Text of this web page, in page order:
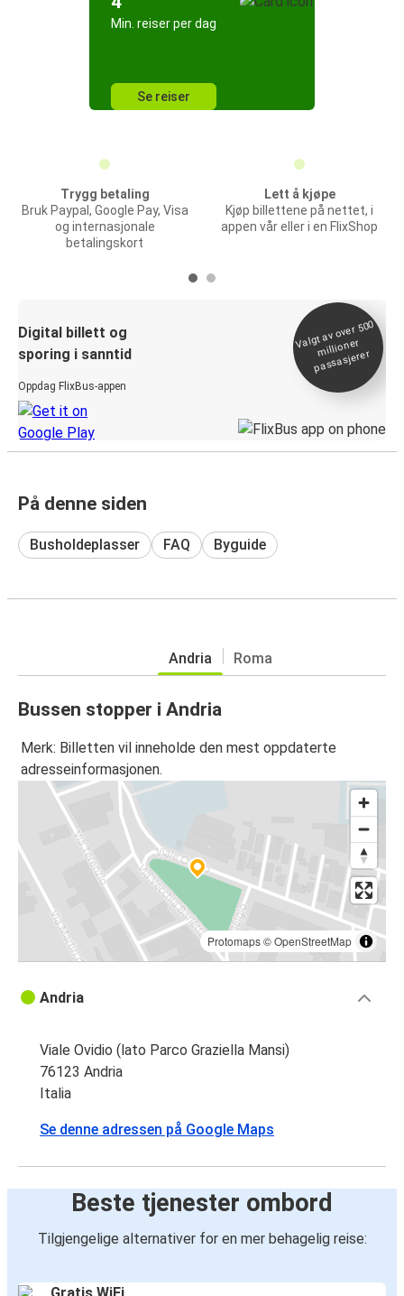
Min. reiser per dag
Se reiser
Trygg betaling
Bruk Paypal, Google Pay, Visa
og internasjonale
betalingskort
Lett å kjøpe
Kjøp billettene på nettet, i
appen vår eller i en FlixShop
Digital billett og
sporing i sanntid
Oppdag FlixBus-appen
Valgt av over 500
millioner
passasjerer
På denne siden
Busholdeplasser FAQ Byguide
Andria Roma
Bussen stopper i Andria
Merk: Billetten vil inneholde den mest oppdaterte
adresseinformasjonen.
Protomaps©OpenStreetMap
Andria
Viale Ovidio (lato Parco Graziella Mansi)
76123 Andria
Italia
Se denne adressen på Google Maps
Beste tjenester ombord
Tilgjengelige alternativer for en mer behagelig reise: